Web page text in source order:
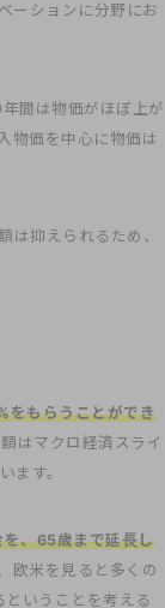
ーションに分野にお
間は物価がほぼ上が
物価を中心に物価は
は抑えられるため、
をもらうことができ
はマクロ経済スライ
ます。
、65歳まで延長し
欧米を見ると多くの
いうことを考える